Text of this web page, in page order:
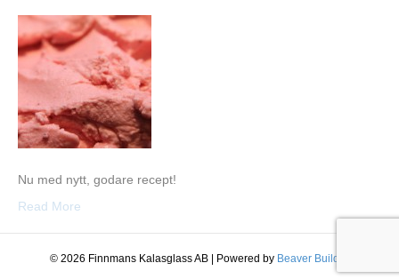
Nu med nytt, godare recept!
Read More
© 2026 Finnmans Kalasglass AB Powered by Beaver Builder